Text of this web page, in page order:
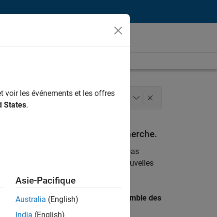
Équipe Business Model
à vos critères de recherche.
. Si malgré tout vous ne trouvez pas
pour vous tenir au courant des nouvelles
par lieu pour trouver l’ensemble des
voir les événements et les offres
States.
Asie-Pacifique
Australia (English)
India (English)